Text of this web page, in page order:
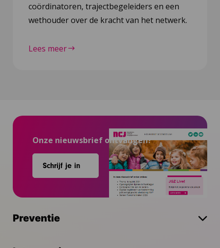
coördinatoren, trajectbegeleiders en een
wethouder over de kracht van het netwerk.
Lees meer
Onze nieuwsbrief ontvangen?
Schrijf je in
Preventie